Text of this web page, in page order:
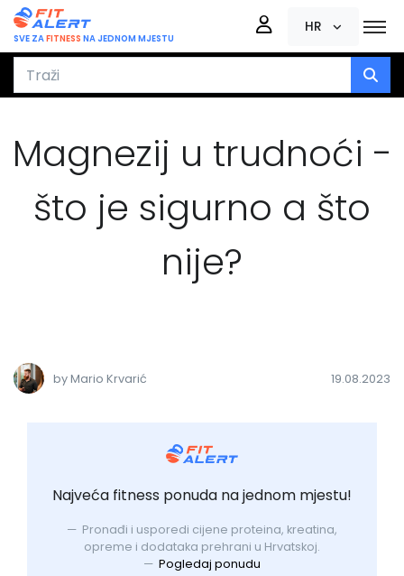
SVE ZAFITNESS NA JEDNOM MJESTU
HR
Magnezij u trudnoći -
što je sigurno a što
nije?
by Mario Krvarić 19.08.2023
Najveća fitness ponuda na jednom mjestu!
Pronađi i usporedi cijene proteina, kreatina,
opreme i dodataka prehrani u Hrvatskoj.
Pogledaj ponudu